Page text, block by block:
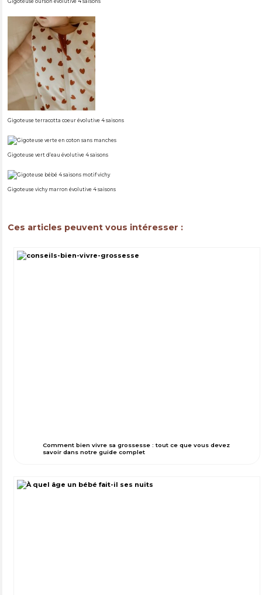
Gigoteuse ourson évolutive 4 saisons
Gigoteuse terracotta coeur évolutive 4 saisons
Gigoteuse vert d’eau évolutive 4 saisons
Gigoteuse vichy marron évolutive 4 saisons
Ces articles peuvent vous intéresser :
Comment bien vivre sa grossesse : tout ce que vous devez
savoir dans notre guide complet